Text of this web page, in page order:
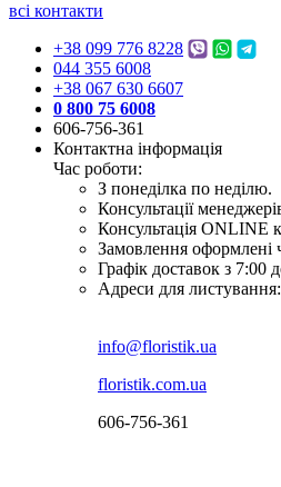
всі контакти
+38 099 776 8228
044 355 6008
+38 067 630 6607
0 800 75 6008
606-756-361
Контактна інформація
Час роботи:
З понеділка по неділю.
Консультації
Консультація ONLINE
Замовлення оформлені
Графік доставок з 7:00
Адреси для листування:
info@floristik.ua
floristik.com.ua
606-756-361